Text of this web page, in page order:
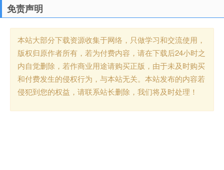
免责声明
本站大部分下载资源收集于网络，只做学习和交流使用，
版权归原作者所有，若为付费内容，请在下载后24小时之
内自觉删除，若作商业用途请购买正版，由于未及时购买
和付费发生的侵权行为，与本站无关。本站发布的内容若
侵犯到您的权益，请联系站长删除，我们将及时处理！